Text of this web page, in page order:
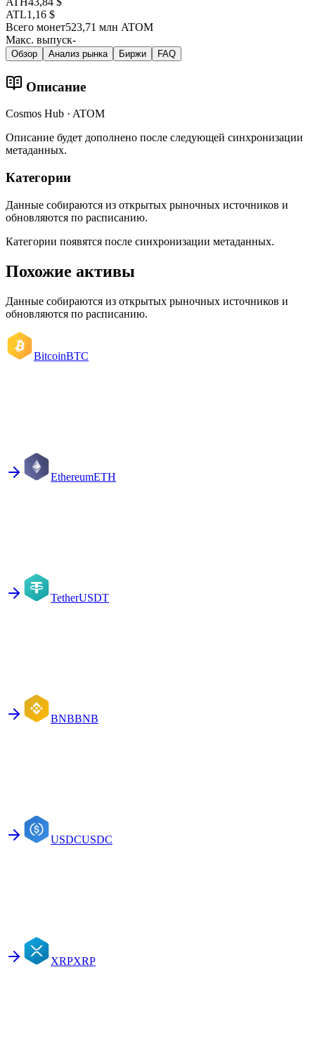
ATL1,16 $
Всего монет523,71 млн ATOM
Макс. выпуск-
Обзор Анализ рынка Биржи FAQ
Описание
Cosmos Hub · ATOM
Описание будет дополнено после следующей синхронизации
метаданных.
Категории
Данные собираются из открытых рыночных источников и
обновляются по расписанию.
Категории появятся после синхронизации метаданных.
Похожие активы
Данные собираются из открытых рыночных источников и
обновляются по расписанию.
BitcoinBTC
EthereumETH
TetherUSDT
BNBBNB
USDCUSDC
XRPXRP